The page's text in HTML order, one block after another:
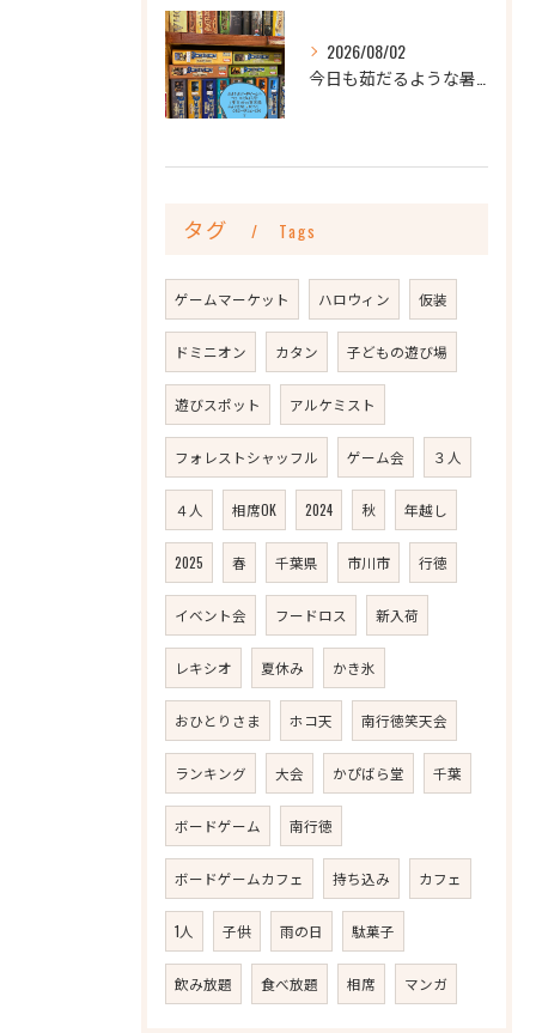
2026/08/02
タグ Tags
ゲームマーケット ハロウィン 仮装
ドミニオン カタン 子どもの遊び場
遊びスポット アルケミスト
フォレストシャッフル ゲーム会 ３人
４人 相席OK 2024 秋 年越し
2025 春 千葉県 市川市 行徳
イベント会 フードロス 新入荷
レキシオ 夏休み かき氷
おひとりさま ホコ天 南行徳笑天会
ランキング 大会 かぴばら堂 千葉
ボードゲーム 南行徳
ボードゲームカフェ 持ち込み カフェ
1人 子供 雨の日 駄菓子
飲み放題 食べ放題 相席 マンガ